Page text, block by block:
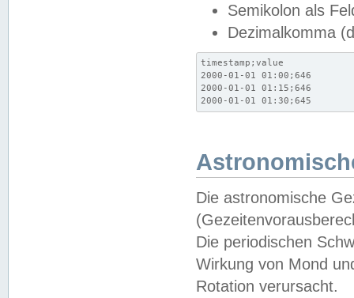
Semikolon als
Dezimalkomma
timestamp;value
2000-01-01 01:00;646
2000-01-01 01:15;646
2000-01-01 01:30;645
Die astronomische
Die periodischen
Wirkung von Mond
Rotation verursacht.